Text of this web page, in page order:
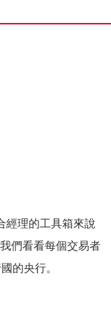
理的工具箱來說
們看看每個交易者
的央行。